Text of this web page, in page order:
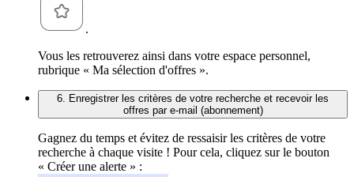
.
Vous les retrouverez ainsi dans votre espace personnel,
rubrique « Ma sélection d'offres ».
6. Enregistrer les critères de votre recherche et recevoir les
offres par e-mail (abonnement)
Gagnez du temps et évitez de ressaisir les critères de votre
recherche à chaque visite ! Pour cela, cliquez sur le bouton
« Créer une alerte » :